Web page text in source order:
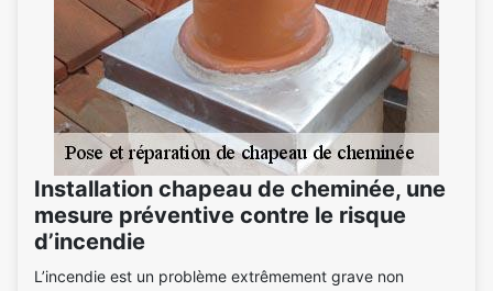
Installation chapeau de cheminée, une
mesure préventive contre le risque
d’incendie
L’incendie est un problème extrêmement grave non